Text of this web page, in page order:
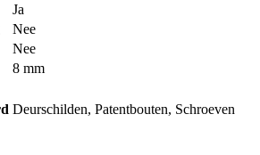
Ja
Nee
Nee
8 mm
Deurschilden, Patentbouten, Schroeven